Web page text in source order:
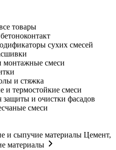
товары
сухих смесей
монтажные смеси
и стяжка
и термостойкие смеси
защиты и очистки фасадов
смеси
Цемент,
материалы